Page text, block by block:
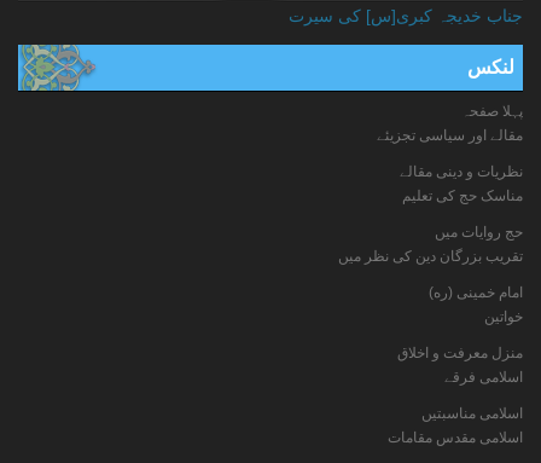
جناب خدیجہ کبری[س] کی سیرت
لنکس
پہلا صفحہ
مقالے اور سیاسی تجزیئے
نظریات و دینی مقالے
مناسک حج کی تعلیم
حج روایات میں
تقریب بزرگان دین کی نظر میں
امام خمینی (ره)
خواتين
منزل معرفت و اخلاق
اسلامی فرقے
اسلامی مناسبتیں
اسلامی مقدس مقامات